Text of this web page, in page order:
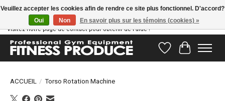
Vous avez des questions ? Notre équipe d'assistance est prête à vous aider !
Visitez notre page de contact pour obtenir de l'aide !
Liste dePanier
ACCUEIL / Torso Rotation Machine
Veuillez accepter les cookies afin de rendre ce site plus fonctionnel. D'accord?
Oui
Non En savoir plus sur les témoins (cookies) »